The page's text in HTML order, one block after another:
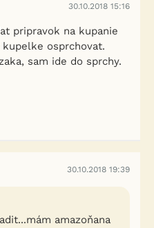
30.10.2018 15:16
pripravok na kupanie
osprchovat.
sam ide do sprchy.
30.10.2018 19:39
amazoňana